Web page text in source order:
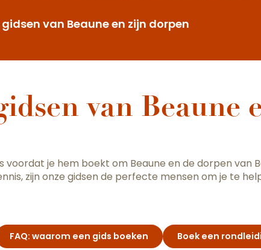
van Beaune en zijn dorpen
van Beaune
voordat je hem boekt om Beaune en de dorpen van
zijn onze gidsen de perfecte mensen om je te
FAQ: waarom een gids boeken Boek een